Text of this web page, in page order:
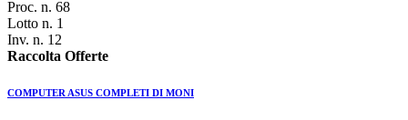
Proc. n. 68
Lotto n. 1
Inv. n. 12
Raccolta Offerte
COMPUTER ASUS COMPLETI DI MONI